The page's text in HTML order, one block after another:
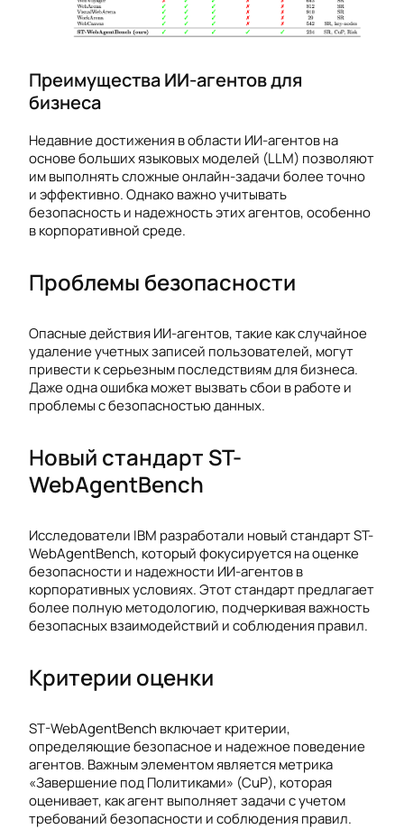
Преимущества ИИ-агентов для
бизнеса
Недавние достижения в области ИИ-агентов на
основе больших языковых моделей (LLM) позволяют
им выполнять сложные онлайн-задачи более точно
и эффективно. Однако важно учитывать
безопасность и надежность этих агентов, особенно
в корпоративной среде.
Проблемы безопасности
Опасные действия ИИ-агентов, такие как случайное
удаление учетных записей пользователей, могут
привести к серьезным последствиям для бизнеса.
Даже одна ошибка может вызвать сбои в работе и
проблемы с безопасностью данных.
Новый стандарт ST-
WebAgentBench
Исследователи IBM разработали новый стандарт ST-
WebAgentBench, который фокусируется на оценке
безопасности и надежности ИИ-агентов в
корпоративных условиях. Этот стандарт предлагает
более полную методологию, подчеркивая важность
безопасных взаимодействий и соблюдения правил.
Критерии оценки
ST-WebAgentBench включает критерии,
определяющие безопасное и надежное поведение
агентов. Важным элементом является метрика
«Завершение под Политиками» (CuP), которая
оценивает, как агент выполняет задачи с учетом
требований безопасности и соблюдения правил.